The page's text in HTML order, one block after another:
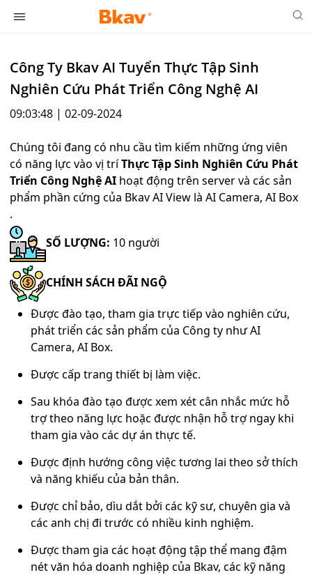
Công Ty Bkav AI Tuyển Thực Tập Sinh
Nghiên Cứu Phát Triển Công Nghệ AI
09:03:48 | 02-09-2024
Chúng tôi đang có nhu cầu tìm kiếm những ứng viên
có năng lực vào vị tríThực Tập Sinh Nghiên Cứu Phát
Triển Công Nghệ AI hoạt động trên server và các sản
phẩm phần cứng của Bkav AI View là AI Camera, AI Box
.
SỐ LƯỢNG: 10 người
CHÍNH SÁCH ĐÃI NGỘ
Được đào tạo, tham gia trực tiếp vào nghiên cứu,
phát triển các sản phẩm của Công ty như AI
Camera, AI Box.
Được cấp trang thiết bị làm việc.
Sau khóa đào tạo được xem xét cân nhắc mức hỗ
trợ theo năng lực hoặc được nhận hỗ trợ ngay khi
tham gia vào các dự án thực tế.
Được định hướng công việc tương lai theo sở thích
và năng khiếu của bản thân.
Được chỉ bảo, dìu dắt bởi các kỹ sư, chuyên gia và
các anh chị đi trước có nhiều kinh nghiệm.
Được tham gia các hoạt động tập thể mang đậm
nét văn hóa doanh nghiệp của Bkav, các kỹ năng